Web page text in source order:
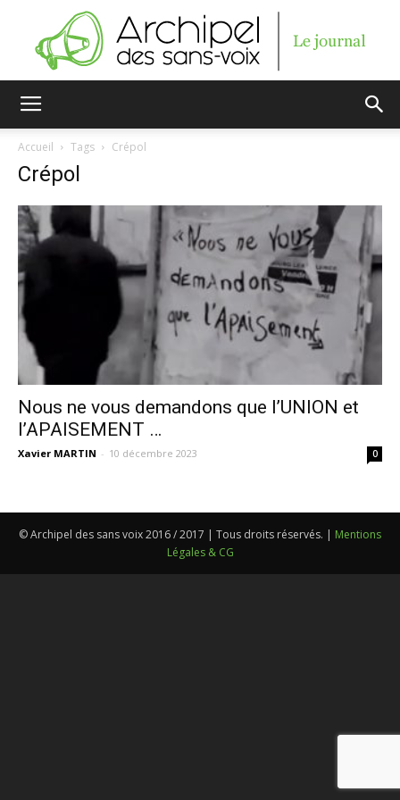
sans-
Accueil Tags Crépol
Crépol
Nous ne vous demandons que l’UNION et
l’APAISEMENT …
Xavier MARTIN - 10 décembre 2023 0
© Archipel des sans voix 2016 / 2017 | Tous droits réservés. | Mentions
Légales & CG